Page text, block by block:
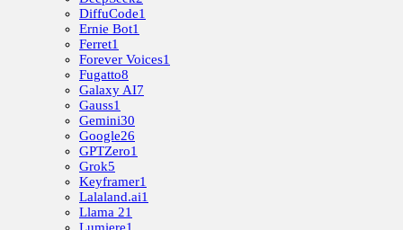
DiffuCode1
Ernie Bot1
Ferret1
Forever Voices1
Fugatto8
Galaxy AI7
Gauss1
Gemini30
Google26
GPTZero1
Grok5
Keyframer1
Lalaland.ai1
Llama 21